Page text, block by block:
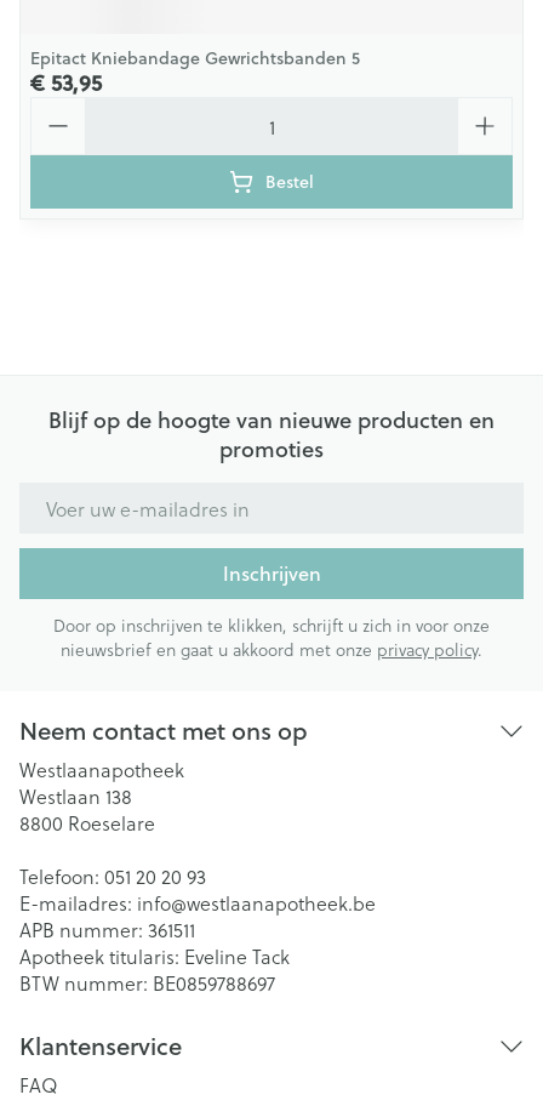
Epitact Kniebandage Gewrichtsbanden 5
€ 53,95
Bestel
Blijf op de hoogte van nieuwe producten en
promoties
Inschrijven
Door op inschrijven te klikken, schrijft u zich in voor onze
nieuwsbrief en gaat u akkoord met onze privacy policy.
Neem contact met ons op
Westlaanapotheek
Westlaan 138
8800 Roeselare
Telefoon: 051 20 20 93
E-mailadres: info@westlaanapotheek.be
APB nummer: 361511
Apotheek titularis: Eveline Tack
BTW nummer: BE0859788697
Klantenservice
FAQ